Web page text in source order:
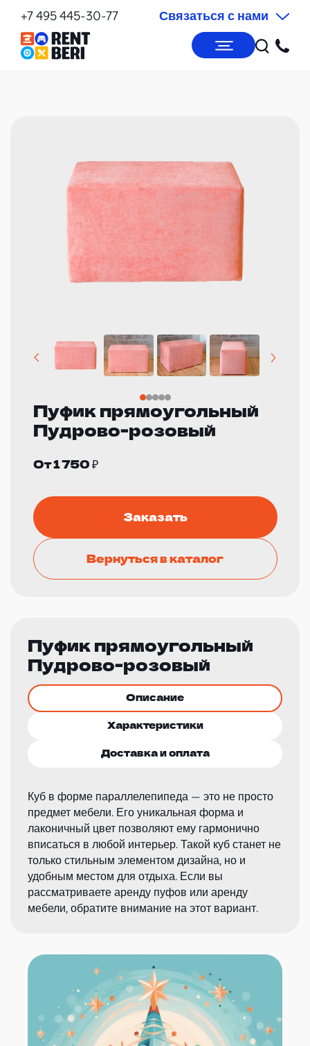
+7 495 445-30-77 Связаться с нами
Пуфик прямоугольный
Пудрово-розовый
От 1 750 ₽
Заказать
Вернуться в каталог
Пуфик прямоугольный
Пудрово-розовый
Описание
Характеристики
Доставка и оплата
Куб в форме параллелепипеда — это не просто
предмет мебели. Его уникальная форма и
лаконичный цвет позволяют ему гармонично
вписаться в любой интерьер. Такой куб станет не
только стильным элементом дизайна, но и
удобным местом для отдыха. Если вы
рассматриваете аренду пуфов или аренду
мебели, обратите внимание на этот вариант.